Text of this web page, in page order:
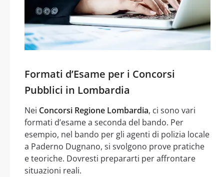
Formati d’Esame per i Concorsi
Pubblici in Lombardia
Nei Concorsi Regione Lombardia, ci sono vari
formati d’esame a seconda del bando. Per
esempio, nel bando per gli agenti di polizia locale
a Paderno Dugnano, si svolgono prove pratiche
e teoriche. Dovresti prepararti per affrontare
situazioni reali.